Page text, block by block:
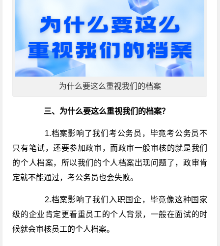
为什么要这么重视我们的档案
三、为什么要这么重视我们的档案？
1.档案影响了我们考公务员，毕竟考公务员不
只有笔试，还要参加政审，而政审一般审核的就是我们
的个人档案，所以我们的个人档案出现问题了，政审肯
定就不能通过，考公务员也会失败。
2.档案影响了我们入职国企，毕竟像这种国家
级的企业肯定更看重员工的个人背景，一般在面试的时
候就会审核员工的个人档案。